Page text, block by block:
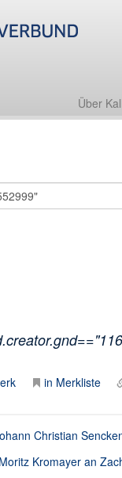
Über
in Merkliste
Christian
Kromayer an